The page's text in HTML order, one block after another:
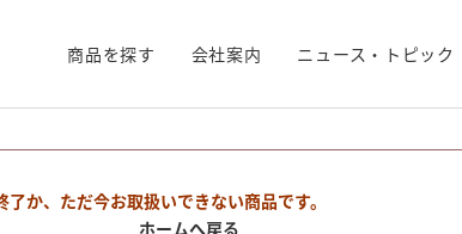
商品を探す 会社案内 ニュース・トピック
か、ただ今お取扱いできない商品です。
ホームへ戻る